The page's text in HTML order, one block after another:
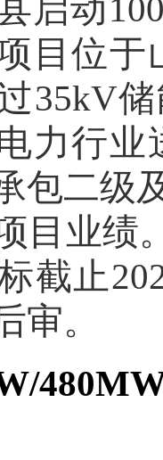
启动
目位于
35kV
力行
包二级
目业绩
截止
审。